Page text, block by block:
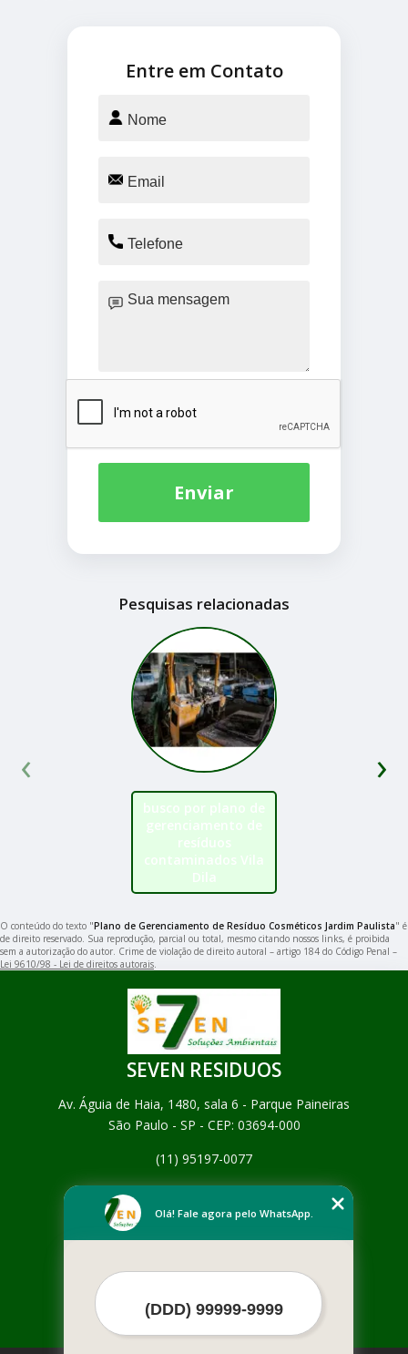
Entre em Contato
Enviar
Pesquisas relacionadas
busco por plano de
gerenciamento de
resíduos
contaminados Vila
Dila
‹ ›
O conteúdo do texto "Plano de Gerenciamento de Resíduo Cosméticos Jardim Paulista" é
de direito reservado. Sua reprodução, parcial ou total, mesmo citando nossos links, é proibida
sem a autorização do autor. Crime de violação de direito autoral – artigo 184 do Código Penal –
Lei 9610/98 - Lei de direitos autorais.
SEVEN RESIDUOS
Av. Águia de Haia, 1480, sala 6 - Parque Paineiras
São Paulo - SP - CEP: 03694-000
(11) 95197-0077
Empresa
Contato
Mais Serviços
Olá! Fale agora pelo WhatsApp.